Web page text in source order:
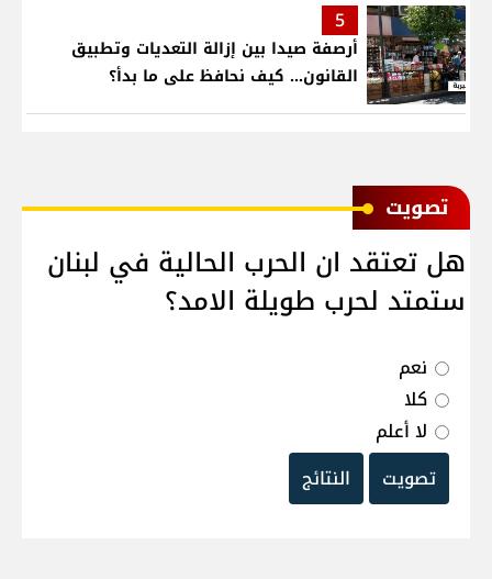
5
أرصفة صيدا بين إزالة التعديات وتطبيق
القانون... كيف نحافظ على ما بدأ؟
ﺗﺼﻮﻳﺖ
هل تعتقد ان الحرب الحالية في لبنان
ستمتد لحرب طويلة الامد؟
نعم
كلا
لا أعلم
تصويت
النتائج